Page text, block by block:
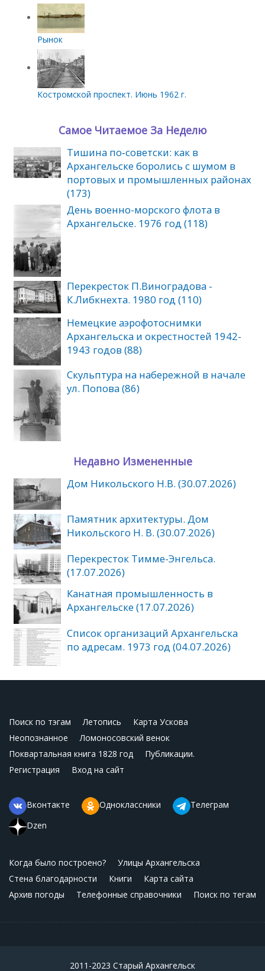
Рынок
Костромской проспект. Июнь 1962 г.
Самое Читаемое За Неделю
Тишина по‑советски: как в
Архангельске боролись с шумом в
портовых и промышленных районах
(173)
День военно-морского флота в
Архангельске. 1976 год (118)
Перекресток П.Виноградова -
К.Либкнехта. 1980 год (110)
Немецкие аэрофотоснимки
Архангельска и окрестностей 1942-
1943 годов (88)
Скульптура на набережной в начале
ул. Попова (86)
Недавно Измененные
Дом Никольского Н.В. (30.07.2026)
Памятник архитектуры. Дом
Никольского Н. В. (30.07.2026)
Перекресток Тимме-Энгельса.
(17.07.2026)
Канатная промышленность в
Архангельске (17.07.2026)
Список организаций Архангельска
по адресам. 1973 год (04.07.2026)
Поиск по тэгам Летопись
Карта Ускова
Неопознанное
Ломоносовский венок
Поквартальная книга 1828 год
Публикации.
Регистрация
Вход на сайт
Вконтакте Одноклассники
Телеграм
Dzen
Когда было построено?
Улицы Архангельска
Стена благодарности
Книги
Карта сайта
Архив погоды
Телефонные справочники Поиск по тегам
2011-2023 Старый Архангельск